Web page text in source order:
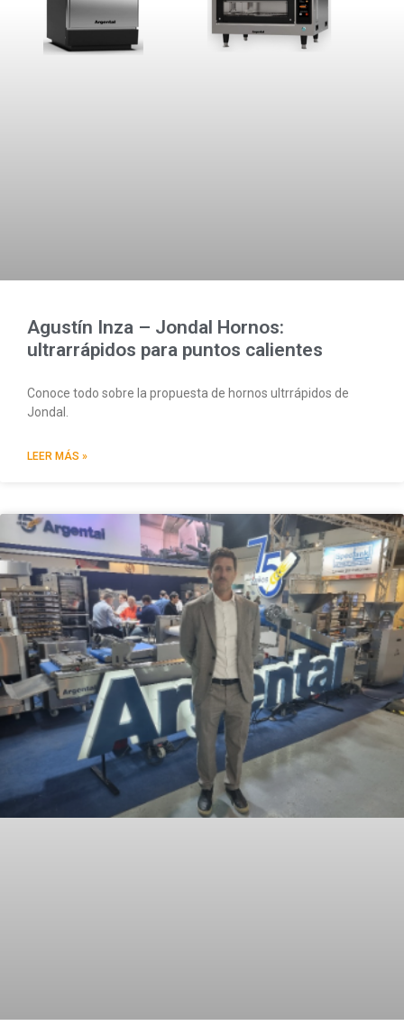
Agustín Inza – Jondal Hornos:
ultrarrápidos para puntos calientes
Conoce todo sobre la propuesta de hornos ultrrápidos de
Jondal.
LEER MÁS »